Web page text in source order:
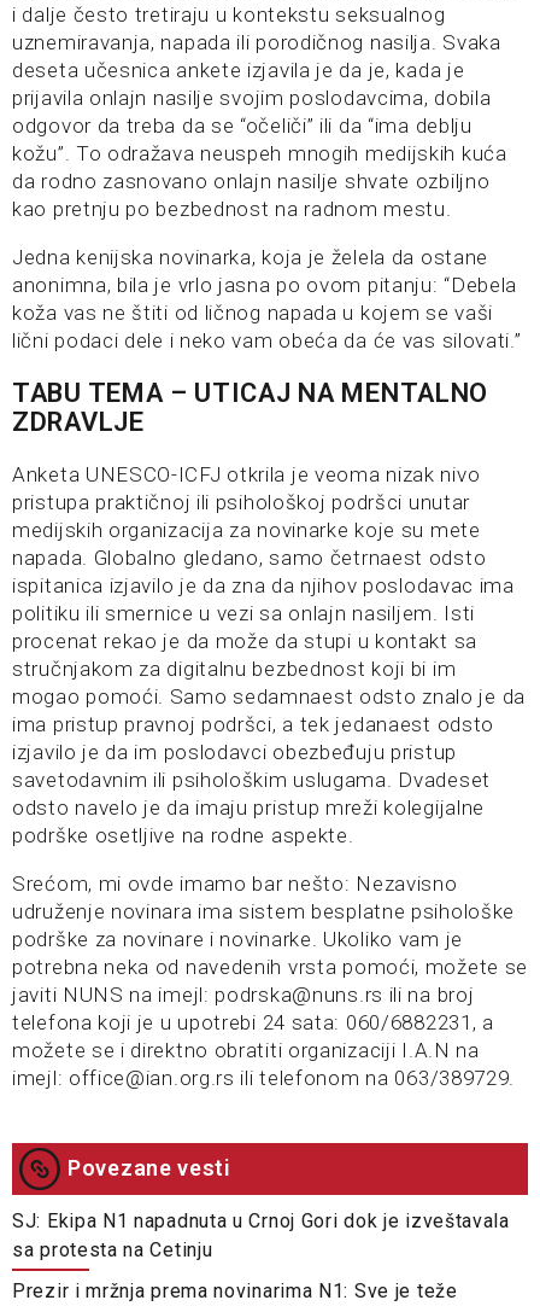
i dalje često tretiraju u kontekstu seksualnog
uznemiravanja, napada ili porodičnog nasilja. Svaka
deseta učesnica ankete izjavila je da je, kada je
prijavila onlajn nasilje svojim poslodavcima, dobila
odgovor da treba da se “očeliči” ili da “ima deblju
kožu”. To odražava neuspeh mnogih medijskih kuća
da rodno zasnovano onlajn nasilje shvate ozbiljno
kao pretnju po bezbednost na radnom mestu.
Jedna kenijska novinarka, koja je želela da ostane
anonimna, bila je vrlo jasna po ovom pitanju: “Debela
koža vas ne štiti od ličnog napada u kojem se vaši
lični podaci dele i neko vam obeća da će vas silovati.”
TABU TEMA – UTICAJ NA MENTALNO
ZDRAVLJE
Anketa UNESCO-ICFJ otkrila je veoma nizak nivo
pristupa praktičnoj ili psihološkoj podršci unutar
medijskih organizacija za novinarke koje su mete
napada. Globalno gledano, samo četrnaest odsto
ispitanica izjavilo je da zna da njihov poslodavac ima
politiku ili smernice u vezi sa onlajn nasiljem. Isti
procenat rekao je da može da stupi u kontakt sa
stručnjakom za digitalnu bezbednost koji bi im
mogao pomoći. Samo sedamnaest odsto znalo je da
ima pristup pravnoj podršci, a tek jedanaest odsto
izjavilo je da im poslodavci obezbeđuju pristup
savetodavnim ili psihološkim uslugama. Dvadeset
odsto navelo je da imaju pristup mreži kolegijalne
podrške osetljive na rodne aspekte.
Srećom, mi ovde imamo bar nešto: Nezavisno
udruženje novinara ima sistem besplatne psihološke
podrške za novinare i novinarke. Ukoliko vam je
potrebna neka od navedenih vrsta pomoći, možete se
javiti NUNS na imejl: podrska@nuns.rs ili na broj
telefona koji je u upotrebi 24 sata: 060/6882231, a
možete se i direktno obratiti organizaciji I.A.N na
imejl: office@ian.org.rs ili telefonom na 063/389729.
Povezane vesti
SJ: Ekipa N1 napadnuta u Crnoj Gori dok je izveštavala
sa protesta na Cetinju
Prezir i mržnja prema novinarima N1: Sve je teže